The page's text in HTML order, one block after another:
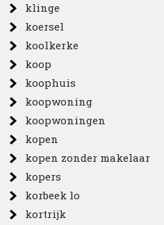
klinge
koersel
koolkerke
koop
koophuis
koopwoning
koopwoningen
kopen
kopen zonder makelaar
kopers
korbeek lo
kortrijk